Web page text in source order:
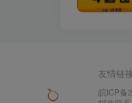
友情链
皖ICP备